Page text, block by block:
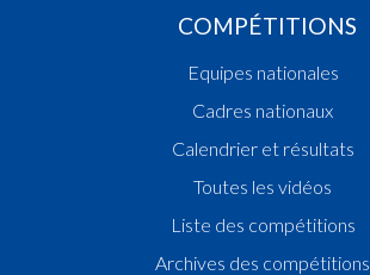
COMPÉTITIONS
Equipes nationales
Cadres nationaux
Calendrier et résultats
Toutes les vidéos
Liste des compétitions
Archives des compétitions